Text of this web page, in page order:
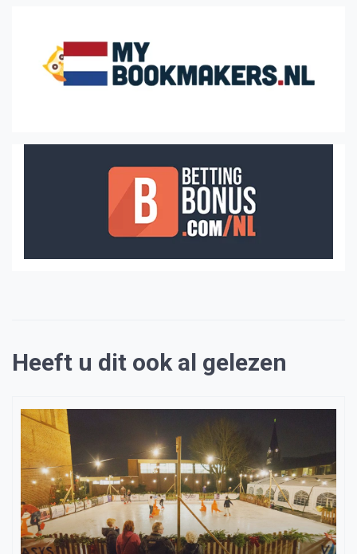
Heeft u dit ook al gelezen